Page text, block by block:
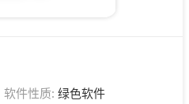
软件性质: 绿色软件